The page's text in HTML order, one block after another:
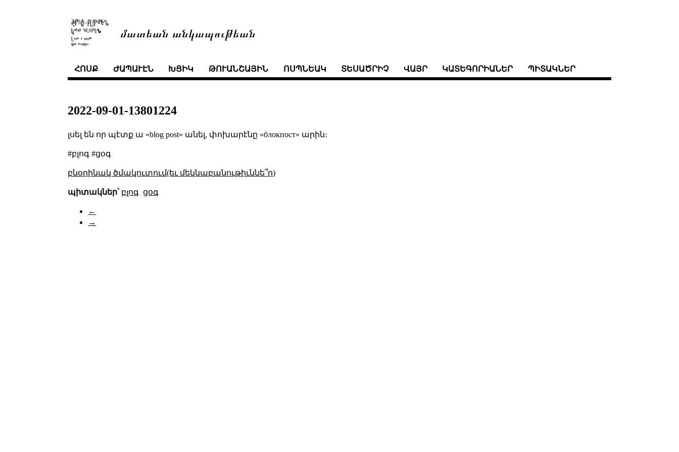
մատեան անկապութեան
ՀՈՍՔ ԺԱՊԱՒԷՆ ԽՑԻԿ ԹՈՒԱՆՇԱՅԻՆ ՈՍՊՆԵԱԿ ՏԵՍԱԾՐԻՉ ՎԱՅՐ ԿԱՏԵԳՈՐԻԱՆԵՐ ՊԻՏԱԿՆԵՐ
2022-09-01-13801224
լսել են որ պէտք ա «blog post» անել, փոխարէնը «блокпост» արին։
#բլոգ #ցօգ
բնօրինակ ծմակուտում(եւ մեկնաբանութիւննե՞ր)
պիտակներ՝ բլոգ ցօգ
←
→